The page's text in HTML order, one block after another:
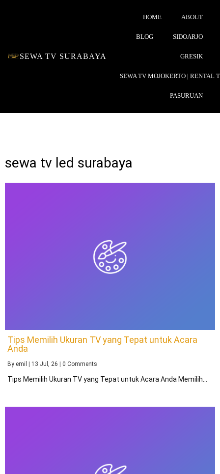
SEWA TV SURABAYA
HOME ABOUT
BLOG SIDOARJO
GRESIK
SEWA TV MOJOKERTO | RENTAL
PASURUAN
sewa tv led surabaya
Tips Memilih Ukuran TV yang Tepat untuk Acara
Anda
By emil | 13 Jul, 26 | 0 Comments
Tips Memilih Ukuran TV yang Tepat untuk Acara Anda Memilih…